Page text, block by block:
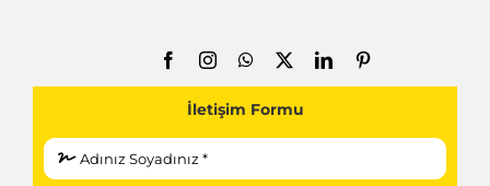
İletişim Formu